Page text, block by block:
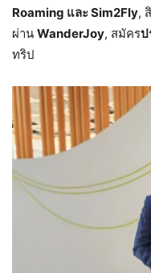
Roaming และ Sim2Fly,
ผ่าน WanderJoy, สมัครป
ทริป